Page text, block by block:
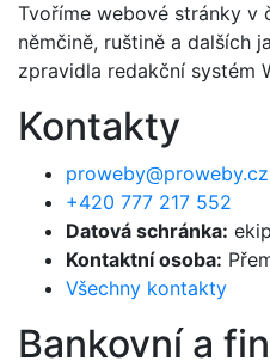
Tvoříme webové stránky v
němčině, ruštině a dalších
zpravidla redakční systém
Kontakty
proweby@proweby.cz
+420 777 217 552
Datová schránka:
Kontaktní osoba:
Všechny kontakty
Bankovní a